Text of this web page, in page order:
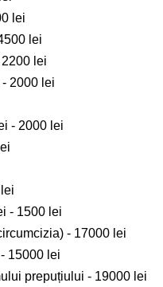
lei
lei
lei
2000 lei
- 2000 lei
- 1500 lei
- 17000 lei
15000 lei
prepuțiului - 19000 lei